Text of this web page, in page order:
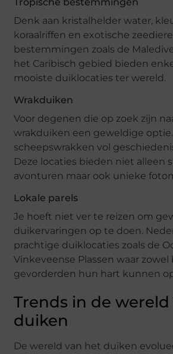
Tropische bestemmingen
Denk aan kristalhelder water,
koraalriffen en exotische
bestemmingen zoals de
het Caribisch gebied bieden
mooiste duiklocaties ter wereld.
Wrakduiken
Voor degenen die op zoek zijn
wrakduiken een geweldige
scheepswrakken vol
Deze locaties bieden niet alleen
avonturen maar ook unieke
Lokale parels
Je hoeft niet ver te reizen om
duikervaringen op te doen.
prachtige duiklocaties zoals de
Vinkeveense Plassen waar zowel
gevorderden hun hart kunnen
Trends in de
duiken
De wereld van het duiken